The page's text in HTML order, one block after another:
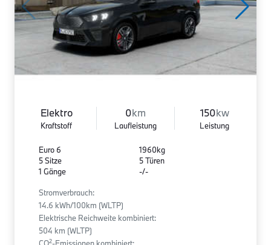
Elektro
Kraftstoff
0km
Laufleistung
150kw
Leistung
Euro 6
5 Sitze
1 Gänge
1960kg
5 Türen
-/-
Stromverbrauch:
14.6 kWh/100km (WLTP)
Elektrische Reichweite kombiniert:
504 km (WLTP)
2